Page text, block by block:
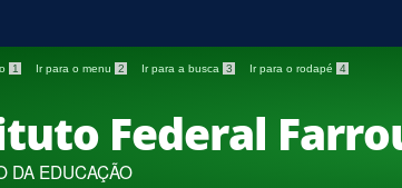
1 Ir para o menu 2 Ir para a busca 3 Ir para o rodapé 4
Federal
DA EDUCAÇÃO